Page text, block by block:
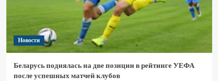
Новости
Беларусь поднялась на две позиции в рейтинге УЕФА
после успешных матчей клубов